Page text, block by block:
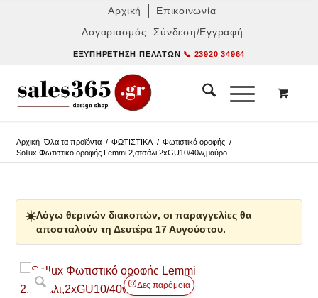
Αρχική
Επικοινωνία
Λογαριασμός: Σύνδεση/Εγγραφή
ΕΞΥΠΗΡΈΤΗΣΗ ΠΕΛΑΤΏΝ 📞 23920 34964
Αρχική Όλα τα προϊόντα / ΦΩΤΙΣΤΙΚΑ / Φωτιστικά οροφής /
Sollux Φωτιστικό οροφής Lemmi 2,ατσάλι,2xGU10/40w,μαύρο...
☀️Λόγω θερινών διακοπών, οι παραγγελίες θα
αποσταλούν τη Δευτέρα 17 Αυγούστου.
Δες παρόμοια